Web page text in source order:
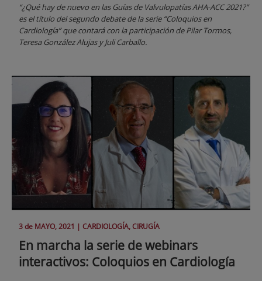
“¿Qué hay de nuevo en las Guías de Valvulopatías AHA-ACC 2021?”
es el título del segundo debate de la serie “Coloquios en
Cardiología” que contará con la participación de Pilar Tormos,
Teresa González Alujas y Juli Carballo.
3 de MAYO, 2021 | CARDIOLOGÍA, CIRUGÍA
En marcha la serie de webinars
interactivos: Coloquios en Cardiología